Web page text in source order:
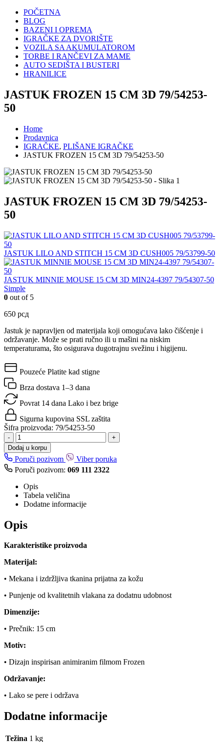
POČETNA
BLOG
BAZENI I OPREMA
IGRAČKE ZA DVORIŠTE
VOZILA SA AKUMULATOROM
TORBE I RANČEVI ZA MAME
AUTO SEDIŠTA I BUSTERI
HRANILICE
JASTUK FROZEN 15 CM 3D 79/54253-
50
Home
Prodavnica
IGRAČKE, PLIŠANE IGRAČKE
JASTUK FROZEN 15 CM 3D 79/54253-50
JASTUK FROZEN 15 CM 3D 79/54253-
50
JASTUK LILO AND STITCH 15 CM 3D CUSH005 79/53799-50
JASTUK MINNIE MOUSE 15 CM 3D MIN24-4397 79/54307-50
Simple
0 out of 5
650 рсд
Jastuk je napravljen od materijala koji omogućava lako čišćenje i
održavanje. Može se prati ručno ili u mašini na niskim
temperaturama, što osigurava dugotrajnu svežinu i higijenu.
Pouzeće Platite kad stigne
Brza dostava 1–3 dana
Povrat 14 dana Lako i bez brige
Sigurna kupovina SSL zaštita
Šifra proizvoda: 79/54253-50
-
+
Dodaj u korpu
Poruči pozivom
Viber poruka
Poruči pozivom: 069 111 2322
Opis
Tabela veličina
Dodatne informacije
Opis
Karakteristike proizvoda
Materijal:
• Mekana i izdržljiva tkanina prijatna za kožu
• Punjenje od kvalitetnih vlakana za dodatnu udobnost
Dimenzije:
• Prečnik: 15 cm
Motiv:
• Dizajn inspirisan animiranim filmom Frozen
Održavanje:
• Lako se pere i održava
Dodatne informacije
Težina 1 kg